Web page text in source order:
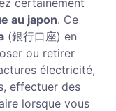
certainement
au japon. Ce
(銀行口座) en
ou retirer
électricité,
effectuer des
lorsque vous